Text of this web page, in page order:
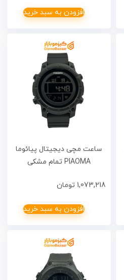
افزودن به سبد خرید
ساعت مچی دیجیتال پیائوما
PIAOMA تمام مشکی
1,073,218 تومان
افزودن به سبد خرید